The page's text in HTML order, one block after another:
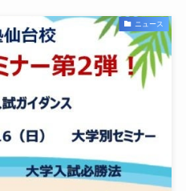
ニュース